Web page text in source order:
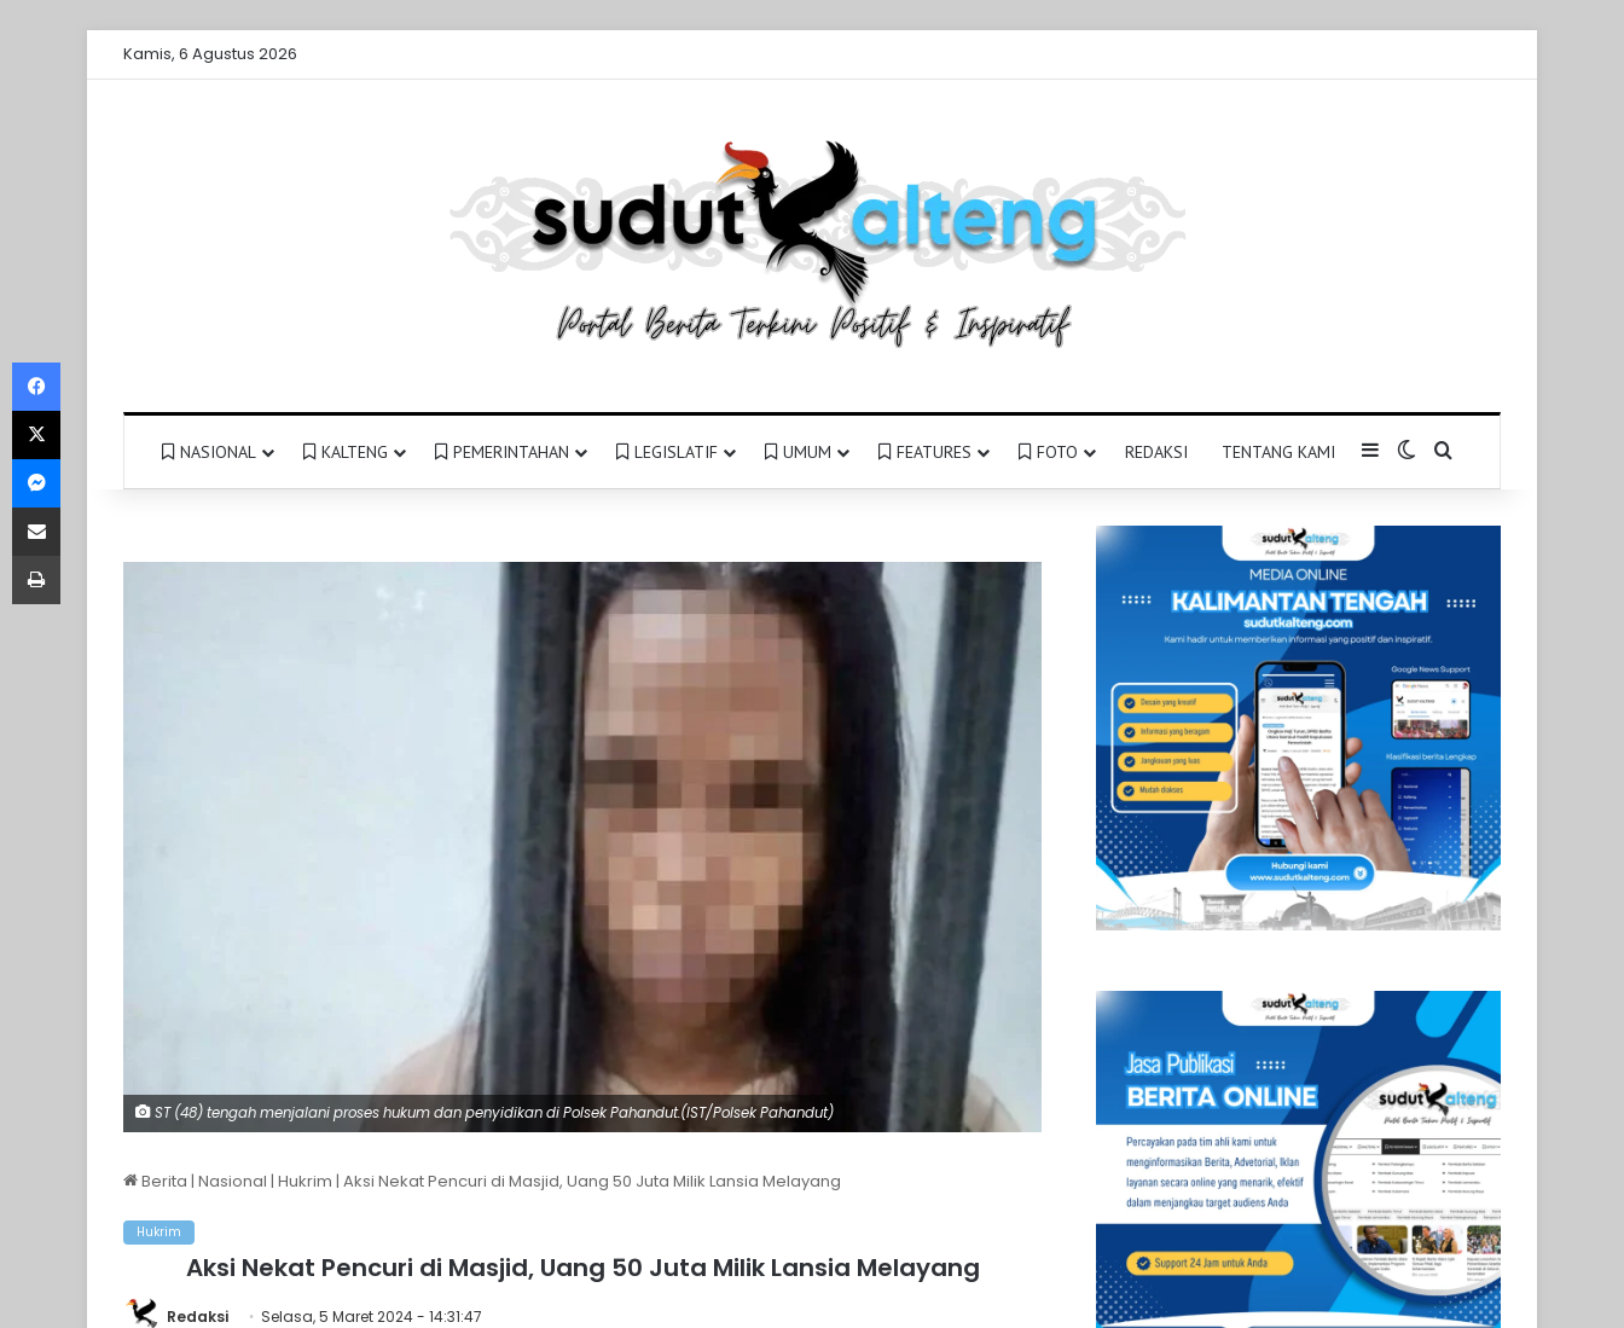
Kamis, 6 Agustus 2026
NASIONAL KALTENG PEMERINTAHAN LEGISLATIF UMUM FEATURES FOTO REDAKSI TENTANG KAMI SidebarSwitch skin
Pencarian untuk
ST (48) tengah menjalani proses hukum dan penyidikan di Polsek Pahandut.(IST/Polsek Pahandut)
Berita | Nasional | Hukrim | Aksi Nekat Pencuri di Masjid, Uang 50 Juta Milik Lansia Melayang
Hukrim
Aksi Nekat Pencuri di Masjid, Uang 50 Juta Milik Lansia Melayang
Redaksi Selasa, 5 Maret 2024 - 14:31:47
Facebook
X
Messenger
Share via Email